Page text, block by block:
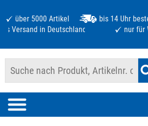
über 5000 Artikel
bis 14 Uhr
Versand in Deutschland ab 125 €
nur für